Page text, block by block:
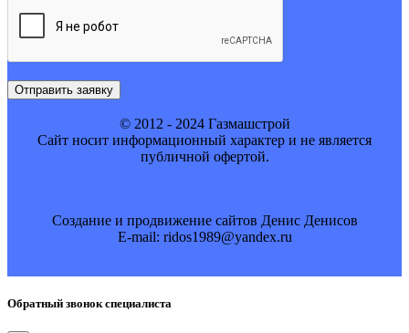
Отправить заявку
© 2012 - 2024 Газмашстрой
Cайт носит информационный характер и не является
публичной офертой.
Создание и продвижение сайтов Денис Денисов
E-mail: ridos1989@yandex.ru
Обратный звонок специалиста